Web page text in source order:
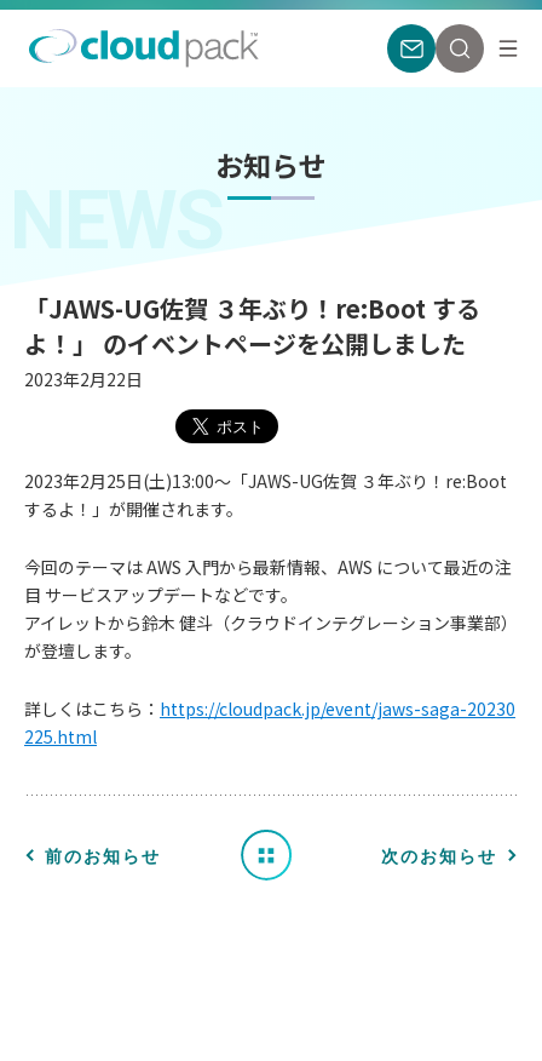
お知らせ
NEWS
「JAWS-UG佐賀 ３年ぶり！re:Boot する
よ！」 のイベントページを公開しました
2023年2月22日
2023年2月25日(土)13:00〜「JAWS-UG佐賀 ３年ぶり！re:Boot
するよ！」が開催されます。
今回のテーマは AWS 入門から最新情報、AWS について最近の注
目 サービスアップデートなどです。
アイレットから鈴木 健斗（クラウドインテグレーション事業部）
が登壇します。
詳しくはこちら： https://cloudpack.jp/event/jaws-saga-20230
225.html
前のお知らせ
せ
一 次のお知らせ